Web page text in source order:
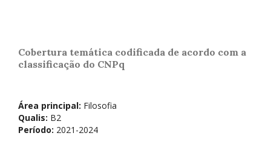
Cobertura temática codificada de acordo com a
classificação do CNPq
Área principal: Filosofia
Qualis: B2
Período: 2021-2024